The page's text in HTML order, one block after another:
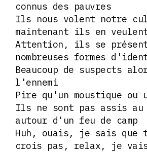
connus des pauvres
Ils nous volent notre
maintenant ils en
Attention, ils se
nombreuses formes
Beaucoup de suspects
l'ennemi
Pire qu'un moustique ou
Ils ne sont pas assis au
autour d'un feu de camp
Huh, ouais, je sais que
crois pas, relax, je